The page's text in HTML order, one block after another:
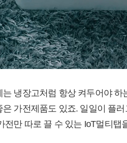
는 냉장고처럼 항상 켜두어야
은 가전제품도 있죠. 일일이 플
전만 따로 끌 수 있는 IoT멀티탭